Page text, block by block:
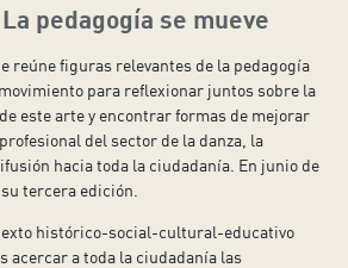
pedagogía se mueve
reúne figuras relevantes de la pedagogía
para reflexionar juntos sobre la
este arte y encontrar formas de mejorar
del sector de la danza, la
hacia toda la ciudadanía. En junio de
tercera edición.
histórico-social-cultural-educativo
acercar a toda la ciudadanía las